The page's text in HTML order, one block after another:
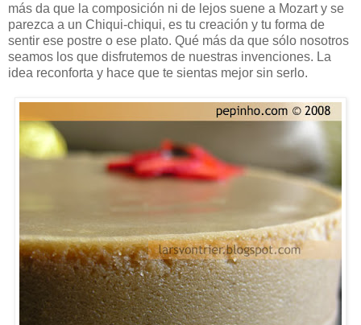
más da que la composición ni de lejos suene a Mozart y se
parezca a un Chiqui-chiqui, es tu creación y tu forma de
sentir ese postre o ese plato. Qué más da que sólo nosotros
seamos los que disfrutemos de nuestras invenciones. La
idea reconforta y hace que te sientas mejor sin serlo.